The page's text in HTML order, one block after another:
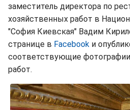
заместитель директора по
хозяйственных работ в
"София Киевская" Вадим
странице в Facebook и
соответствующие
работ.